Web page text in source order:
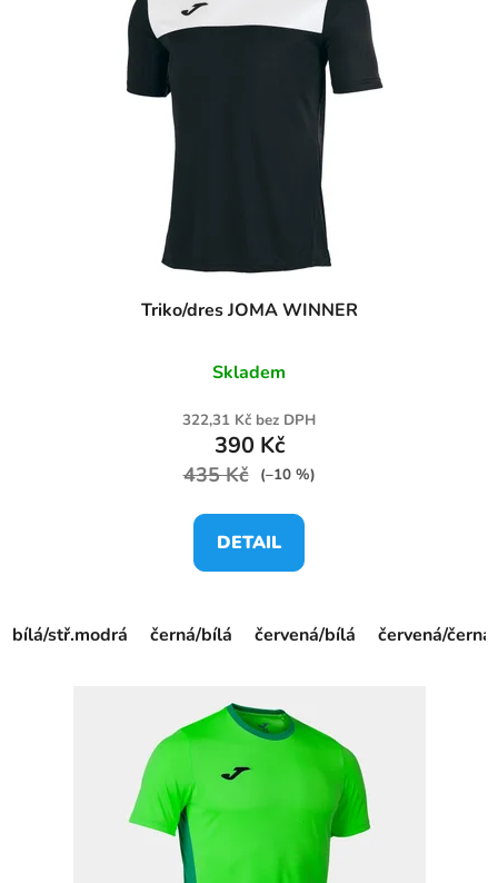
Triko/dres JOMA WINNER
Skladem
322,31 Kč bez DPH
390 Kč
435 Kč (–10 %)
DETAIL
bílá/stř.modrá černá/bílá červená/bílá červená/černá